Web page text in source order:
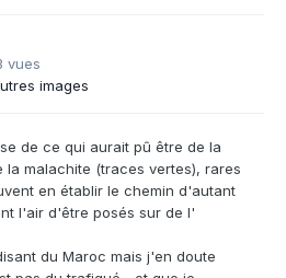
vues
images
de ce qui aurait pû être de la
malachite (traces vertes), rares
en établir le chemin d'autant
l'air d'être posés sur de l'
du Maroc mais j'en doute